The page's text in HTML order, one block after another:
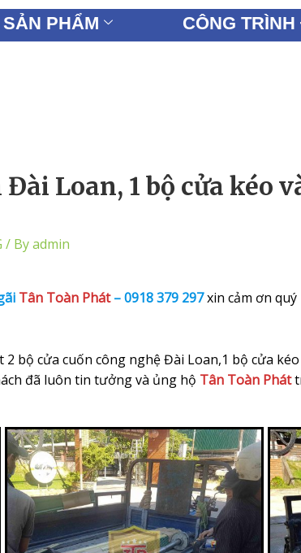
SẢN PHẨM CÔNG
Loan, 1 bộ cửa kéo
/ Byadmin
i Tân Toàn Phát –0918 379 297xin cảm ơn quý
bộ cửa cuốn công nghệ Đài Loan,1 bộ cửa
đã luôn tin tưởng và ủng hộ Tân Toàn Phát